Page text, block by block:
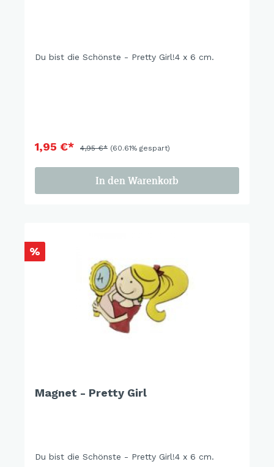
Du bist die Schönste - Pretty Girl!4 x 6 cm.
1,95 €* 4,95 €* (60.61% gespart)
In den Warenkorb
%
Magnet - Pretty Girl
Du bist die Schönste - Pretty Girl!4 x 6 cm.